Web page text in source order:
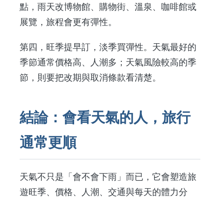
點，雨天改博物館、購物街、溫泉、咖啡館或
展覽，旅程會更有彈性。
第四，旺季提早訂，淡季買彈性。天氣最好的
季節通常價格高、人潮多；天氣風險較高的季
節，則要把改期與取消條款看清楚。
結論：會看天氣的人，旅行
通常更順
天氣不只是「會不會下雨」而已，它會塑造旅
遊旺季、價格、人潮、交通與每天的體力分